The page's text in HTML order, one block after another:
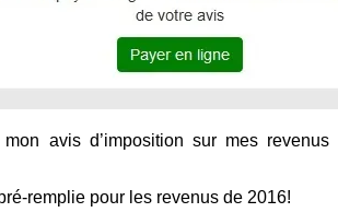
avis d’imposition sur mes revenus
remplie pour les revenus de 2016!